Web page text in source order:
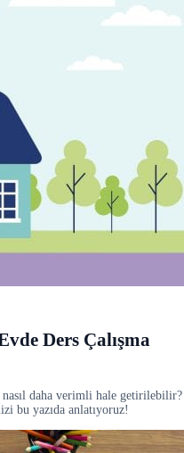
Ders Çalışma
daha verimli hale getirilebilir?
bu yazıda anlatıyoruz!